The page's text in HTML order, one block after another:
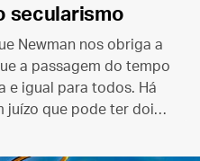
secularismo
Newman nos obriga a
a passagem do tempo
e igual para todos. Há
juízo que pode ter dois